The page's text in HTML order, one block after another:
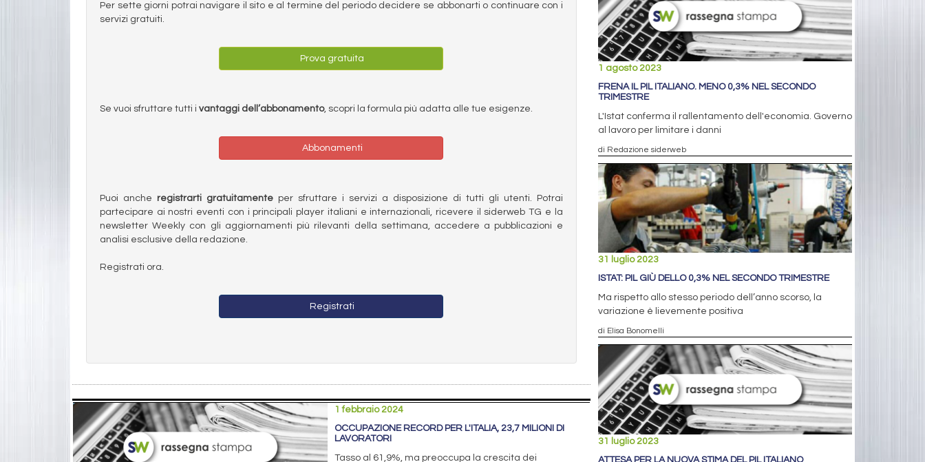
Per sette giorni potrai navigare il sito e al termine del periodo decidere se abbonarti o continuare con i
servizi gratuiti.
Prova gratuita
Se vuoi sfruttare tutti i vantaggi dell’abbonamento, scopri la formula più adatta alle tue esigenze.
Abbonamenti
Puoi anche registrarti gratuitamenteper sfruttare i servizi a disposizione di tutti gli utenti. Potrai
partecipare ai nostri eventi con i principali player italiani e internazionali, ricevere il siderweb TG e la
newsletter Weekly con gli aggiornamenti più rilevanti della settimana, accedere a pubblicazioni e
analisi esclusive della redazione.
Registrati ora.
Registrati
1 febbraio 2024
OCCUPAZIONE RECORD PER L'ITALIA, 23,7 MILIONI DI
LAVORATORI
Tasso al 61,9%, ma preoccupa la crescita dei
1 agosto 2023
FRENA IL PIL ITALIANO. MENO 0,3% NEL SECONDO
TRIMESTRE
L'Istat conferma il rallentamento dell'economia. Governo
al lavoro per limitare i danni
di Redazione siderweb
31 luglio 2023
ISTAT: PIL GIÙ DELLO 0,3% NEL SECONDO TRIMESTRE
Ma rispetto allo stesso periodo dell’anno scorso, la
variazione è lievemente positiva
di Elisa Bonomelli
31 luglio 2023
ATTESA PER LA NUOVA STIMA DEL PIL ITALIANO